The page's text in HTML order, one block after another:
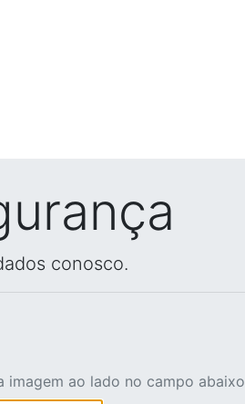
conosco.
imagem ao lado no campo abaixo